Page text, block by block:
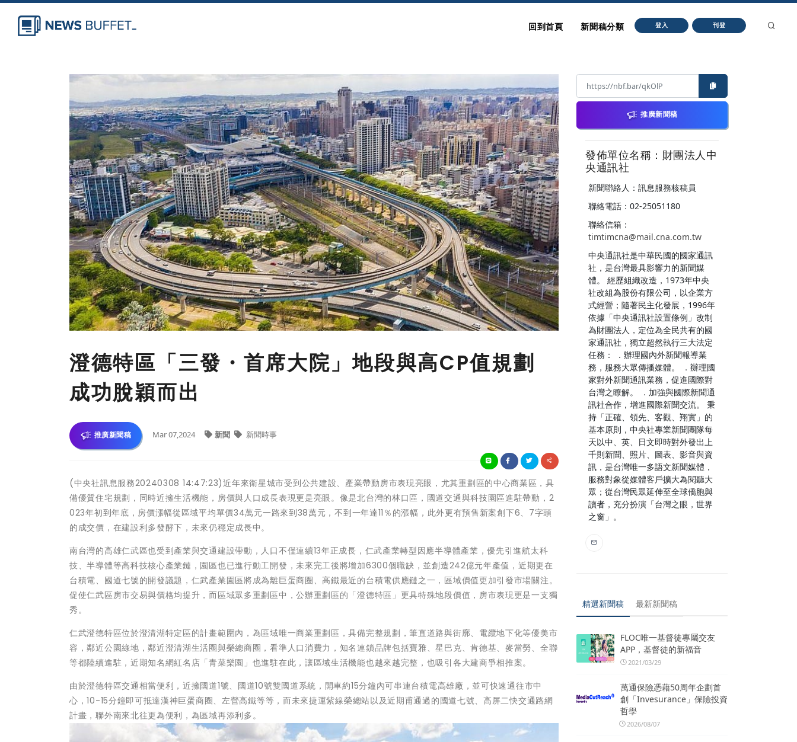
回到首頁 新聞稿分類 登入 刊登
澄德特區「三發・首席大院」地段與高CP值規劃
成功脫穎而出
推廣新聞稿 Mar 07,2024 新聞 新聞時事
(中央社訊息服務20240308 14:47:23)近年來衛星城市受到公共建設、產業帶動房市表現亮眼，尤其重劃區的中心商業區，具
備優質住宅規劃，同時近擁生活機能，房價與人口成長表現更是亮眼。像是北台灣的林口區，國道交通與科技園區進駐帶動，2
023年初到年底，房價漲幅從區域平均單價34萬元一路來到38萬元，不到一年達11％的漲幅，此外更有預售新案創下6、7字頭
的成交價，在建設利多發酵下，未來仍穩定成長中。
南台灣的高雄仁武區也受到產業與交通建設帶動，人口不僅連續13年正成長，仁武產業轉型因應半導體產業，優先引進航太科
技、半導體等高科技核心產業鏈，園區也已進行動工開發，未來完工後將增加6300個職缺，並創造242億元年產值，近期更在
台積電、國道七號的開發議題，仁武產業園區將成為離巨蛋商圈、高鐵最近的台積電供應鏈之一，區域價值更加引發市場關注。
促使仁武區房市交易與價格均提升，而區域眾多重劃區中，公辦重劃區的「澄德特區」更具特殊地段價值，房市表現更是一支獨
秀。
仁武澄德特區位於澄清湖特定區的計畫範圍內，為區域唯一商業重劃區，具備完整規劃，筆直道路與街廓、電纜地下化等優美市
容，鄰近公園綠地，鄰近澄清湖生活圈與榮總商圈，看準人口消費力，知名連鎖品牌包括寶雅、星巴克、肯德基、麥當勞、全聯
等都陸續進駐，近期知名網紅名店「青菜樂園」也進駐在此，讓區域生活機能也越來越完整，也吸引各大建商爭相推案。
由於澄德特區交通相當便利，近擁國道1號、國道10號雙國道系統，開車約15分鐘內可串連台積電高雄廠，並可快速通往市中
心，10-15分鐘即可抵達漢神巨蛋商圈、左營高鐵等等，而未來捷運紫線榮總站以及近期甫通過的國道七號、高屏二快交通路網
計畫，聯外南來北往更為便利，為區域再添利多。
推廣新聞稿
發佈單位名稱：財團法人中
央通訊社
新聞聯絡人：訊息服務核稿員
聯絡電話：02-25051180
聯絡信箱：
timtimcna@mail.cna.com.tw
中央通訊社是中華民國的國家通訊
社，是台灣最具影響力的新聞媒
體。 經歷組織改造，1973年中央
社改組為股份有限公司，以企業方
式經營；隨著民主化發展，1996年
依據「中央通訊社設置條例」改制
為財團法人，定位為全民共有的國
家通訊社，獨立超然執行三大法定
任務： ．辦理國內外新聞報導業
務，服務大眾傳播媒體。 ．辦理國
家對外新聞通訊業務，促進國際對
台灣之瞭解。 ．加強與國際新聞通
訊社合作，增進國際新聞交流。 秉
持「正確、領先、客觀、翔實」的
基本原則，中央社專業新聞團隊每
天以中、英、日文即時對外發出上
千則新聞、照片、圖表、影音與資
訊，是台灣唯一多語文新聞媒體，
服務對象從媒體客戶擴大為閱聽大
眾；從台灣民眾延伸至全球僑胞與
讀者，充分扮演「台灣之眼，世界
之窗」。
精選新聞稿 最新新聞稿
FLOC唯一基督徒專屬交友
APP，基督徒的新福音
2021/03/29
萬通保險憑藉50周年企劃首
創「Invesurance」保險投資
哲學
2026/08/07